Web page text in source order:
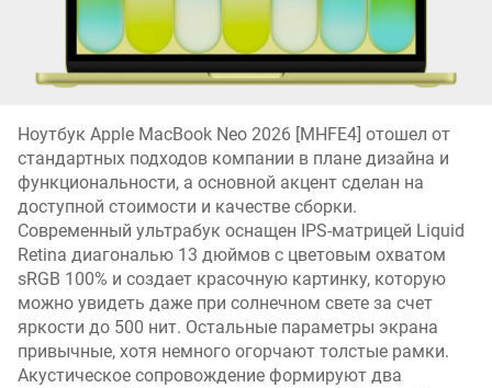
Ноутбук Apple MacBook Neo 2026 [MHFE4] отошел от
стандартных подходов компании в плане дизайна и
функциональности, а основной акцент сделан на
доступной стоимости и качестве сборки.
Современный ультрабук оснащен IPS-матрицей Liquid
Retina диагональю 13 дюймов с цветовым охватом
sRGB 100% и создает красочную картинку, которую
можно увидеть даже при солнечном свете за счет
яркости до 500 нит. Остальные параметры экрана
привычные, хотя немного огорчают толстые рамки.
Акустическое сопровождение формируют два